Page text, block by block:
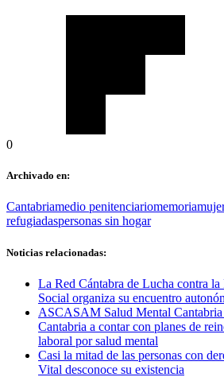
0
Archivado en:
Cantabriamedio penitenciariomemoria
refugiadaspersonas sin hogar
Noticias relacionadas:
La Red Cántabra de Lucha contra
Social organiza su encuentro
ASCASAM Salud Mental Cantabria
Cantabria a contar con planes de
laboral por salud mental
Casi la mitad de las personas con
Vital desconoce su existencia